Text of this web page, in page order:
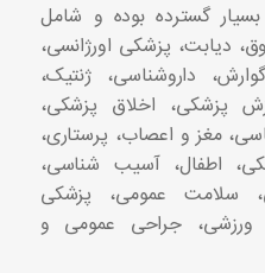
گسترده بوده و شامل
دیابت، پزشکی اورژانسی،
داروشناسی، ژنتیک،
پزشکی، اخلاق پزشکی،
مغز و اعصاب، پرستاری،
اطفال، آسیب شناسی،
سلامت عمومی، پزشکی
ورزشی، جراحی عمومی و